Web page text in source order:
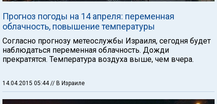
Прогноз погоды на 14 апреля: переменная
облачность, повышение температуры
Согласно прогнозу метеослужбы Израиля, сегодня будет
наблюдаться переменная облачность. Дожди
прекратятся. Температура воздуха выше, чем вчера.
14.04.2015 05:44 // В Израиле